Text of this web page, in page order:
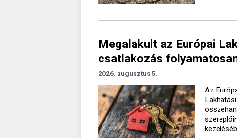
Megalakult az Európai
csatlakozás
2026. augusztus 5.
Az